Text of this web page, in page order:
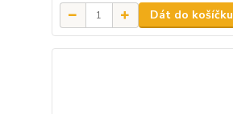
Dát do košíčku